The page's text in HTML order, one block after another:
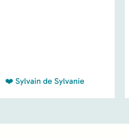
❤️ Sylvain de Sylvanie